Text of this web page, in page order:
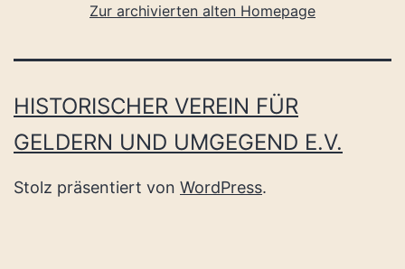
Zur archivierten alten Homepage
HISTORISCHER VEREIN FÜR
GELDERN UND UMGEGEND E.V.
Stolz präsentiert von WordPress.